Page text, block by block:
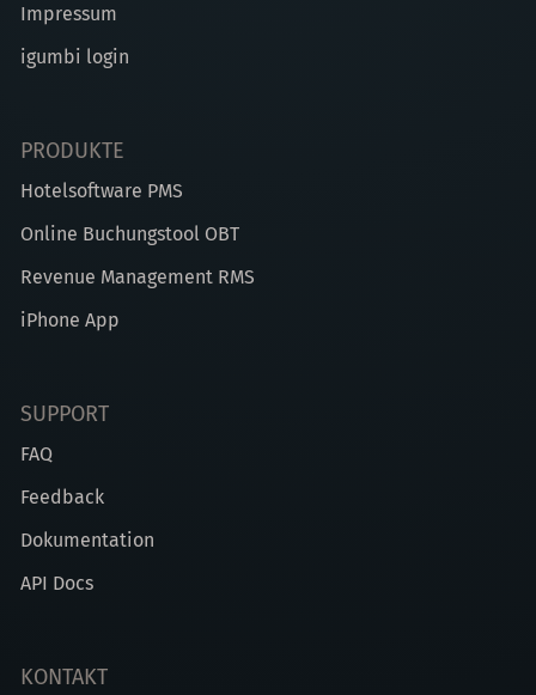
Impressum
igumbi login
PRODUKTE
Hotelsoftware PMS
Online Buchungstool OBT
Revenue Management RMS
iPhone App
SUPPORT
FAQ
Feedback
Dokumentation
API Docs
KONTAKT